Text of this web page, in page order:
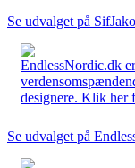
Se udvalget på
EndlessNordic.dk
designere. Klik her
Se udvalget på